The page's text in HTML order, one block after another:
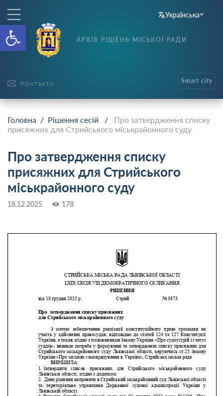
Відкрити Панель
Українська
Контакти
АРХІВ РІШЕНЬ МІСЬКОЇ РАДИ
Smart city
Головна / Рішення сесій / Про затвердження списку
присяжних для Стрийського міськрайонного суду
Про затвердження списку
присяжних для Стрийського
міськрайонного суду
18.12.2025 178